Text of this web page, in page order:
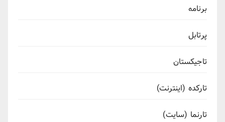
برنامه
پرتابل
تاجیکستان
تارکده (اینترنت)
تارنما (سایت)